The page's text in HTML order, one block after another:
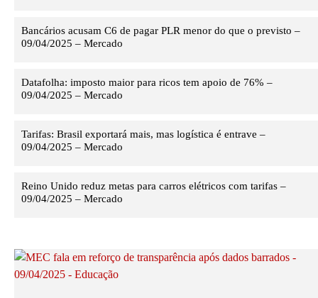
Bancários acusam C6 de pagar PLR menor do que o previsto –
09/04/2025 – Mercado
Datafolha: imposto maior para ricos tem apoio de 76% –
09/04/2025 – Mercado
Tarifas: Brasil exportará mais, mas logística é entrave –
09/04/2025 – Mercado
Reino Unido reduz metas para carros elétricos com tarifas –
09/04/2025 – Mercado